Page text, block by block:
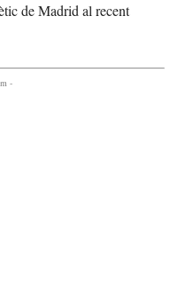
de Madrid al recent
-